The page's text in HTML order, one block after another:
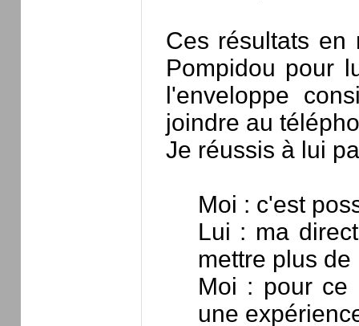
Ces résultats en
Pompidou pour
l'enveloppe
joindre au
Je réussis à lui
Moi : c'est
Lui : ma
mettre plus
Moi : pour ce
une